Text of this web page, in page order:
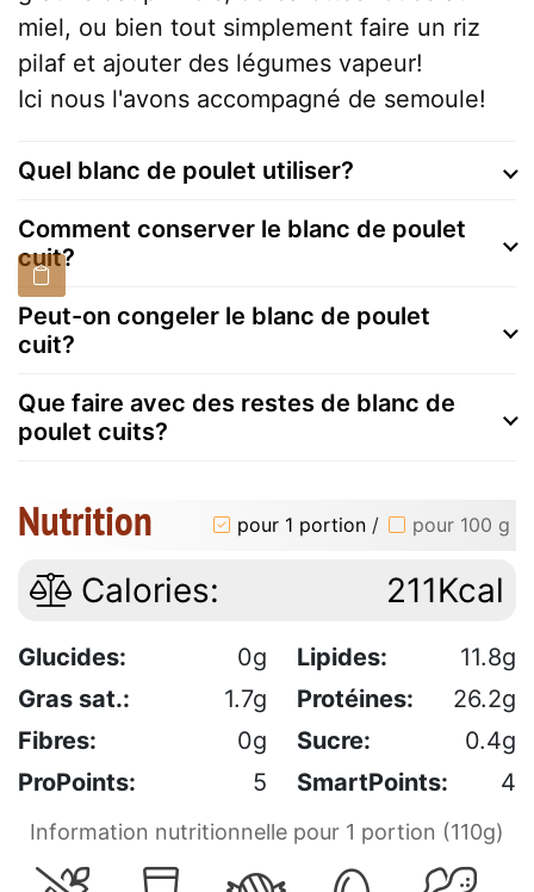
miel, ou bien tout simplement faire un riz
pilaf et ajouter des légumes vapeur!
Ici nous l'avons accompagné de semoule!
Quel blanc de poulet utiliser?
Comment conserver le blanc de poulet
cuit?
Peut-on congeler le blanc de poulet
cuit?
Que faire avec des restes de blanc de
poulet cuits?
Nutrition pour 1 portion / pour 100 g
Calories: 211Kcal
Glucides: 0g Lipides:
11.8g
Gras sat.:
1.7g Protéines:
26.2g
Fibres:
0g Sucre:
0.4g
ProPoints:
5 SmartPoints: 4
Information nutritionnelle pour 1 portion (110g)